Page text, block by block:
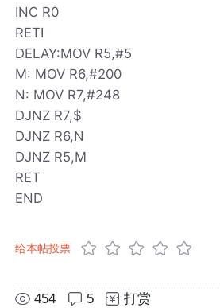
INC R0
RETI
DELAY:MOV R5,#5
M: MOV R6,#200
N: MOV R7,#248
DJNZ R7,$
DJNZ R6,N
DJNZ R5,M
RET
END
给本帖投票
454 5 打赏